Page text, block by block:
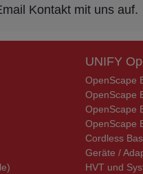
Kontakt mit uns auf.
UNIFY
OpenScape
OpenScape
OpenScape
OpenScape
Cordless
Geräte /
HVT und